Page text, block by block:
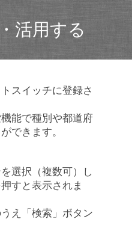
活用する
スイッチに登録さ
能で種別や都道府
できます。
選択（複数可）し
すと表示されま
え「検索」ボタン